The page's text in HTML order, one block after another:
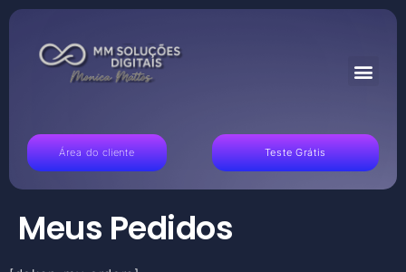
Área do cliente Teste Grátis
Meus Pedidos